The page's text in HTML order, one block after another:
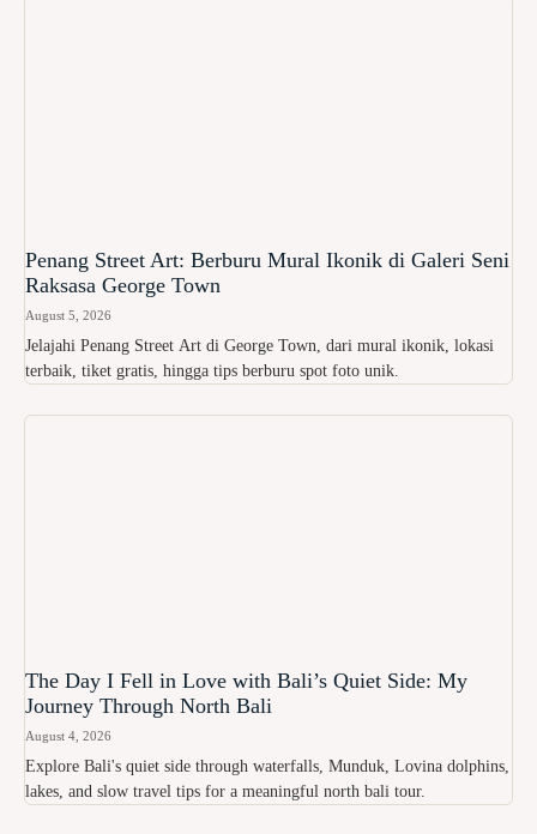
Penang Street Art: Berburu Mural Ikonik di Galeri Seni
Raksasa George Town
August 5, 2026
Jelajahi Penang Street Art di George Town, dari mural ikonik, lokasi
terbaik, tiket gratis, hingga tips berburu spot foto unik.
The Day I Fell in Love with Bali’s Quiet Side: My
Journey Through North Bali
August 4, 2026
Explore Bali's quiet side through waterfalls, Munduk, Lovina dolphins,
lakes, and slow travel tips for a meaningful north bali tour.